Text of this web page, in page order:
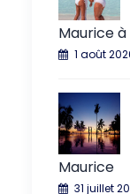
Maurice
1 août
Maurice
31 juillet